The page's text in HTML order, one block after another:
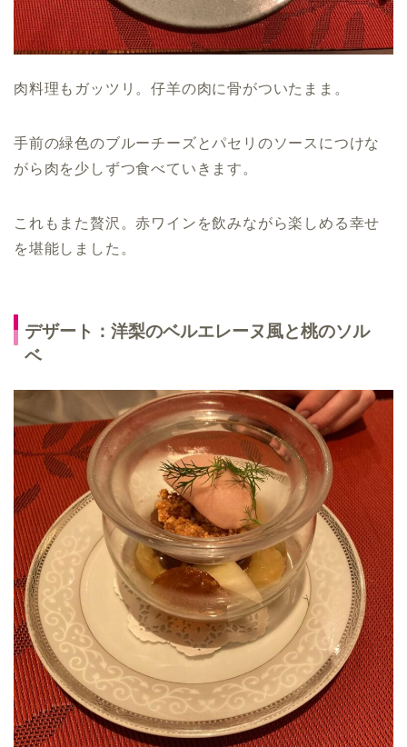
肉料理もガッツリ。仔羊の肉に骨がついたまま。
手前の緑色のブルーチーズとパセリのソースにつけな
がら肉を少しずつ食べていきます。
これもまた贅沢。赤ワインを飲みながら楽しめる幸せ
を堪能しました。
デザート：洋梨のベルエレーヌ風と桃のソル
ベ